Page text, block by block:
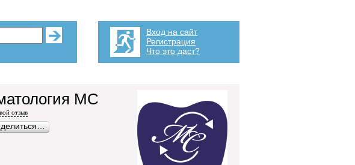
Вход на сайт
Регистрация
Что это даст?
МС
отзыв